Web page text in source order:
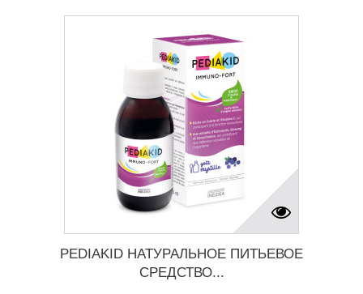
PEDIAKID НАТУРАЛЬНОЕ ПИТЬЕВОЕ
СРЕДСТВО...